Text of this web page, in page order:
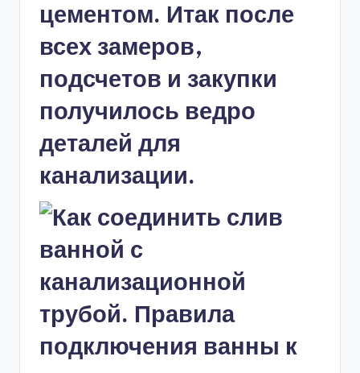
цементом. Итак после
всех замеров,
подсчетов и закупки
получилось ведро
деталей для
канализации.